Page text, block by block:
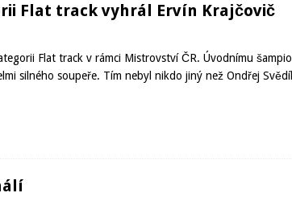
Flat track vyhrál Ervín Krajčovič
Flat track v rámci Mistrovství ČR. Úvodnímu
silného soupeře. Tím nebyl nikdo jiný než Ondřej